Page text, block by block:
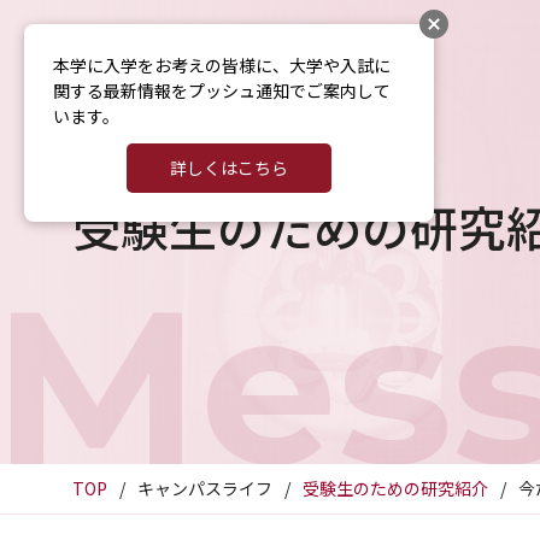
受験生のための研究
TOP キャンパスライフ 受験生のための研究紹介 今
本学に入学をお考えの皆様に、大学や入試に
関する最新情報をプッシュ通知でご案内して
います。
詳しくはこちら